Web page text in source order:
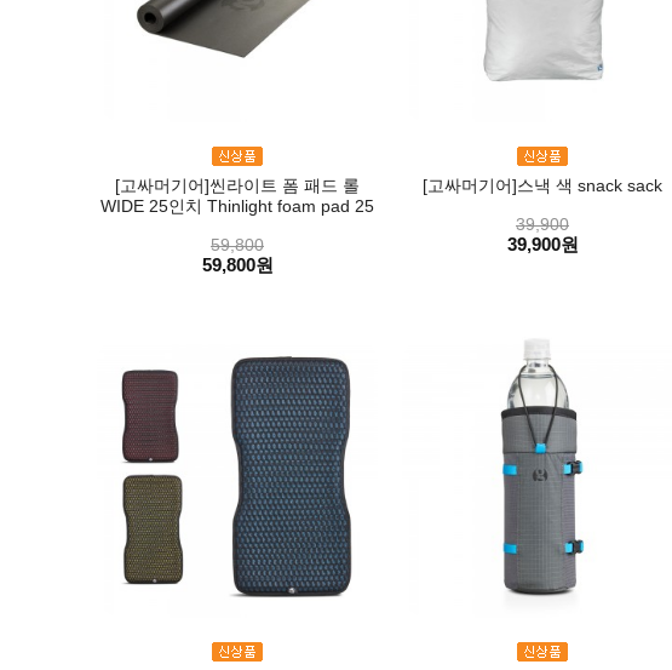
[고싸머기어]씬라이트 폼 패드 롤
WIDE 25인치 Thinlight foam pad 25
59,800
59,800원
[고싸머기어]스낵 색 snack sack
39,900
39,900원